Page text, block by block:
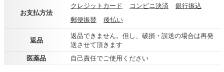
お支払方法
クレジットカード コンビニ決済
銀行振込
郵便振替
後払い
返品
返品できません。但し、破損・誤送の場合は再発
送させて頂きます
医薬品
自己責任でご使用ください